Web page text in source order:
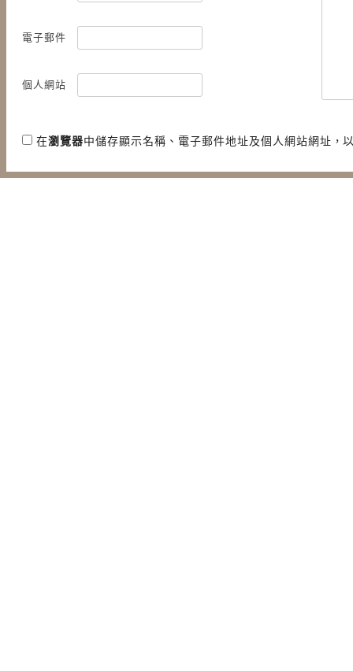
電子郵件
個人網站
在瀏覽器中儲存顯示名稱、電子郵件地址及個人網站網址，